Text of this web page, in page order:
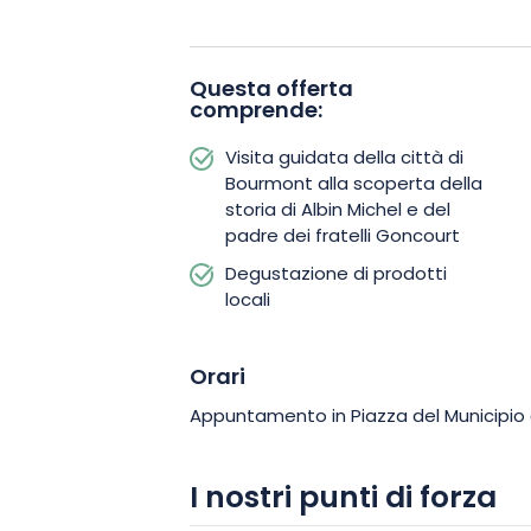
Arricchita da racconti e aneddoti,
architettonico con le storie di vita,
originale sul passato di Bourmont.
gli abitanti e il loro territorio, svelando
profondamente affascinante.
L’esperienza prosegue in
armoniosamente la visita e permette
di Bourmont. Tra patrimonio, cultura e
dell’Alta Marna.
Questa offerta
comprende:
Visita guidata della città di
Bourmont alla scoperta della
storia di Albin Michel e del
padre dei fratelli Goncourt
Degustazione di prodotti
locali
Orari
Appuntamento in Piazza del
I nostri punti di forza